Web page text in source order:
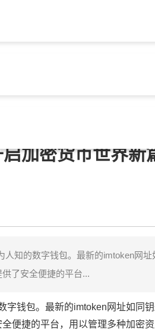
加密货币世界新
知的数字钱包。最新的imtoken网
了安全便捷的平台...
字钱包。最新的imtoken网址如同
便捷的平台，用以管理多种加密资